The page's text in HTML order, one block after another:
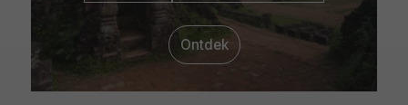
Ontdek